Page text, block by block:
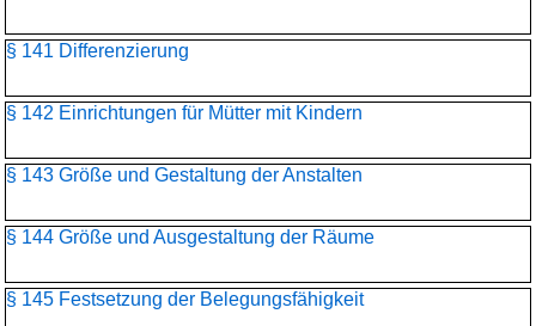
§ 141 Differenzierung
§ 142 Einrichtungen für Mütter mit Kindern
§ 143 Größe und Gestaltung der Anstalten
§ 144 Größe und Ausgestaltung der Räume
§ 145 Festsetzung der Belegungsfähigkeit